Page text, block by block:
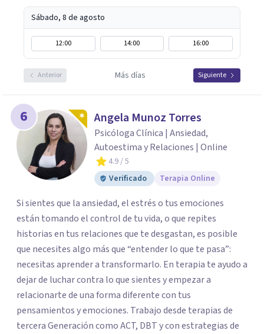
Sábado, 8 de agosto
12:00 14:00 16:00
Anterior Más días Siguiente
6 Angela Munoz Torres
Psicóloga Clínica | Ansiedad,
Autoestima y Relaciones | Online
4.9/ 5
Verificado
Terapia Online
Si sientes que la ansiedad, el estrés o tus emociones
están tomando el control de tu vida, o que repites
historias en tus relaciones que te desgastan, es posible
que necesites algo más que “entender lo que te pasa”:
necesitas aprender a transformarlo. En terapia te ayudo a
dejar de luchar contra lo que sientes y empezar a
relacionarte de una forma diferente con tus
pensamientos y emociones. Trabajo desde terapias de
tercera Generación como ACT, DBT y con estrategias de